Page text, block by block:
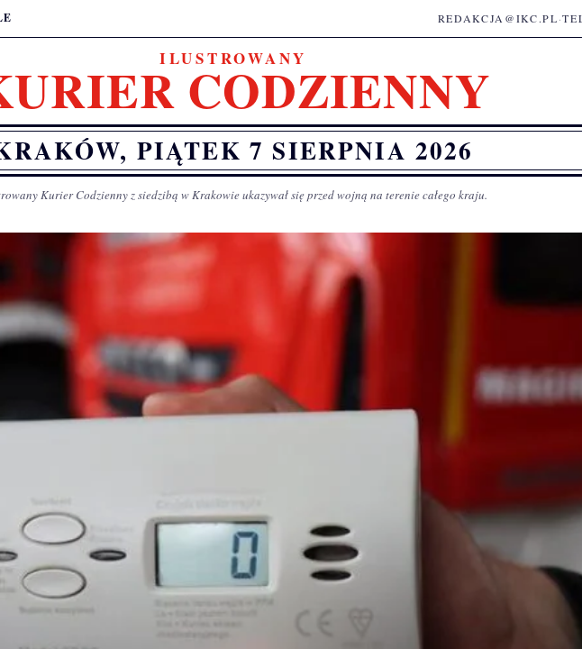
REDAKCJA@IKC.PL·
ILUSTROWANY
CODZIENNY
PIĄTEK 7 SIERPNIA 2026
Kurier Codzienny z siedzibą w Krakowie ukazywał się przed wojną na terenie całego kraju.